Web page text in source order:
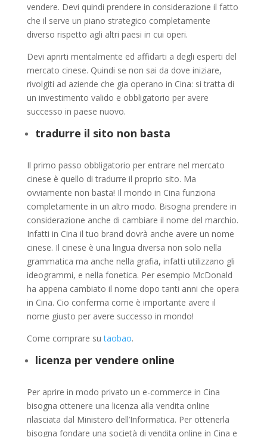
vendere. Devi quindi prendere in considerazione il fatto
che il serve un piano strategico completamente
diverso rispetto agli altri paesi in cui operi.
Devi aprirti mentalmente ed affidarti a degli esperti del
mercato cinese. Quindi se non sai da dove iniziare,
rivolgiti ad aziende che gia operano in Cina: si tratta di
un investimento valido e obbligatorio per avere
successo in paese nuovo.
tradurre il sito non basta
Il primo passo obbligatorio per entrare nel mercato
cinese è quello di tradurre il proprio sito. Ma
ovviamente non basta! Il mondo in Cina funziona
completamente in un altro modo. Bisogna prendere in
considerazione anche di cambiare il nome del marchio.
Infatti in Cina il tuo brand dovrà anche avere un nome
cinese. Il cinese è una lingua diversa non solo nella
grammatica ma anche nella grafia, infatti utilizzano gli
ideogrammi, e nella fonetica. Per esempio McDonald
ha appena cambiato il nome dopo tanti anni che opera
in Cina. Cio conferma come è importante avere il
nome giusto per avere successo in mondo!
Come comprare sutaobao.
licenza per vendere online
Per aprire in modo privato un e-commerce in Cina
bisogna ottenere una licenza alla vendita online
rilasciata dal Ministero dell’Informatica. Per ottenerla
bisogna fondare una società di vendita online in Cina e